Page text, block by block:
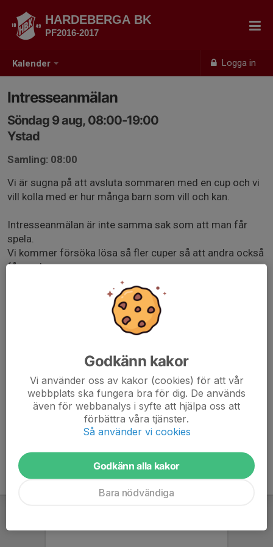
Kalender Logga in
HARDEBERGA BK
PF2016-2017
Intresseanmälan
Söndag 9 aug, 08:00-19:00
Ystad
Samling: 08:00
Vi är sugna på att avsluta sommaren med en cup och vi
vill kolla med er hur många barn som vill och kan.
Intresseanmälan är inte samma sak som att man får
spela.
Vi kommer försöka lösa så fler cuper så att andra också
får spela cup.
Cupen kommer att spelas i Ystad den 9 Augusti
Sista dag för intresseanmälan är 7/6
Endast kallade kan anmäla sig till aktiviteten. 21 personer är
kallade.
Logga in här
Godkänn kakor
Vi använder oss av kakor (cookies) för att vår
webbplats ska fungera bra för dig. De används
även för webbanalys i syfte att hjälpa oss att
förbättra våra tjänster.
Så använder vi cookies
Godkänn alla kakor
Bara nödvändiga